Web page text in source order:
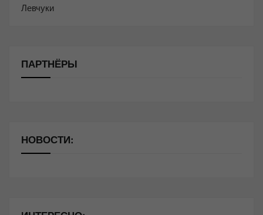
Левчуки
ПАРТНЁРЫ
НОВОСТИ: